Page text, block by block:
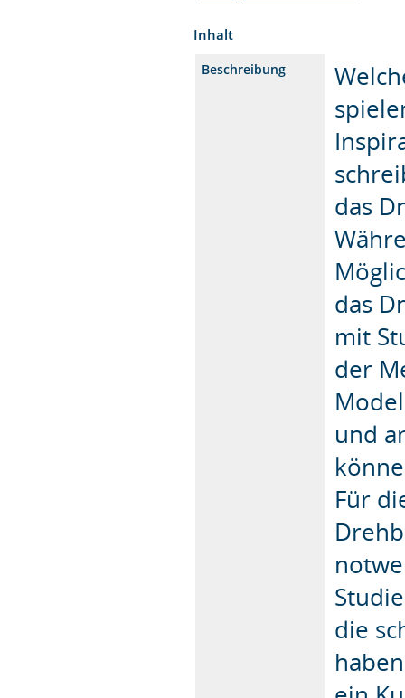
Inhalt
Beschreibung
das
das
mit
der
und
Für
die